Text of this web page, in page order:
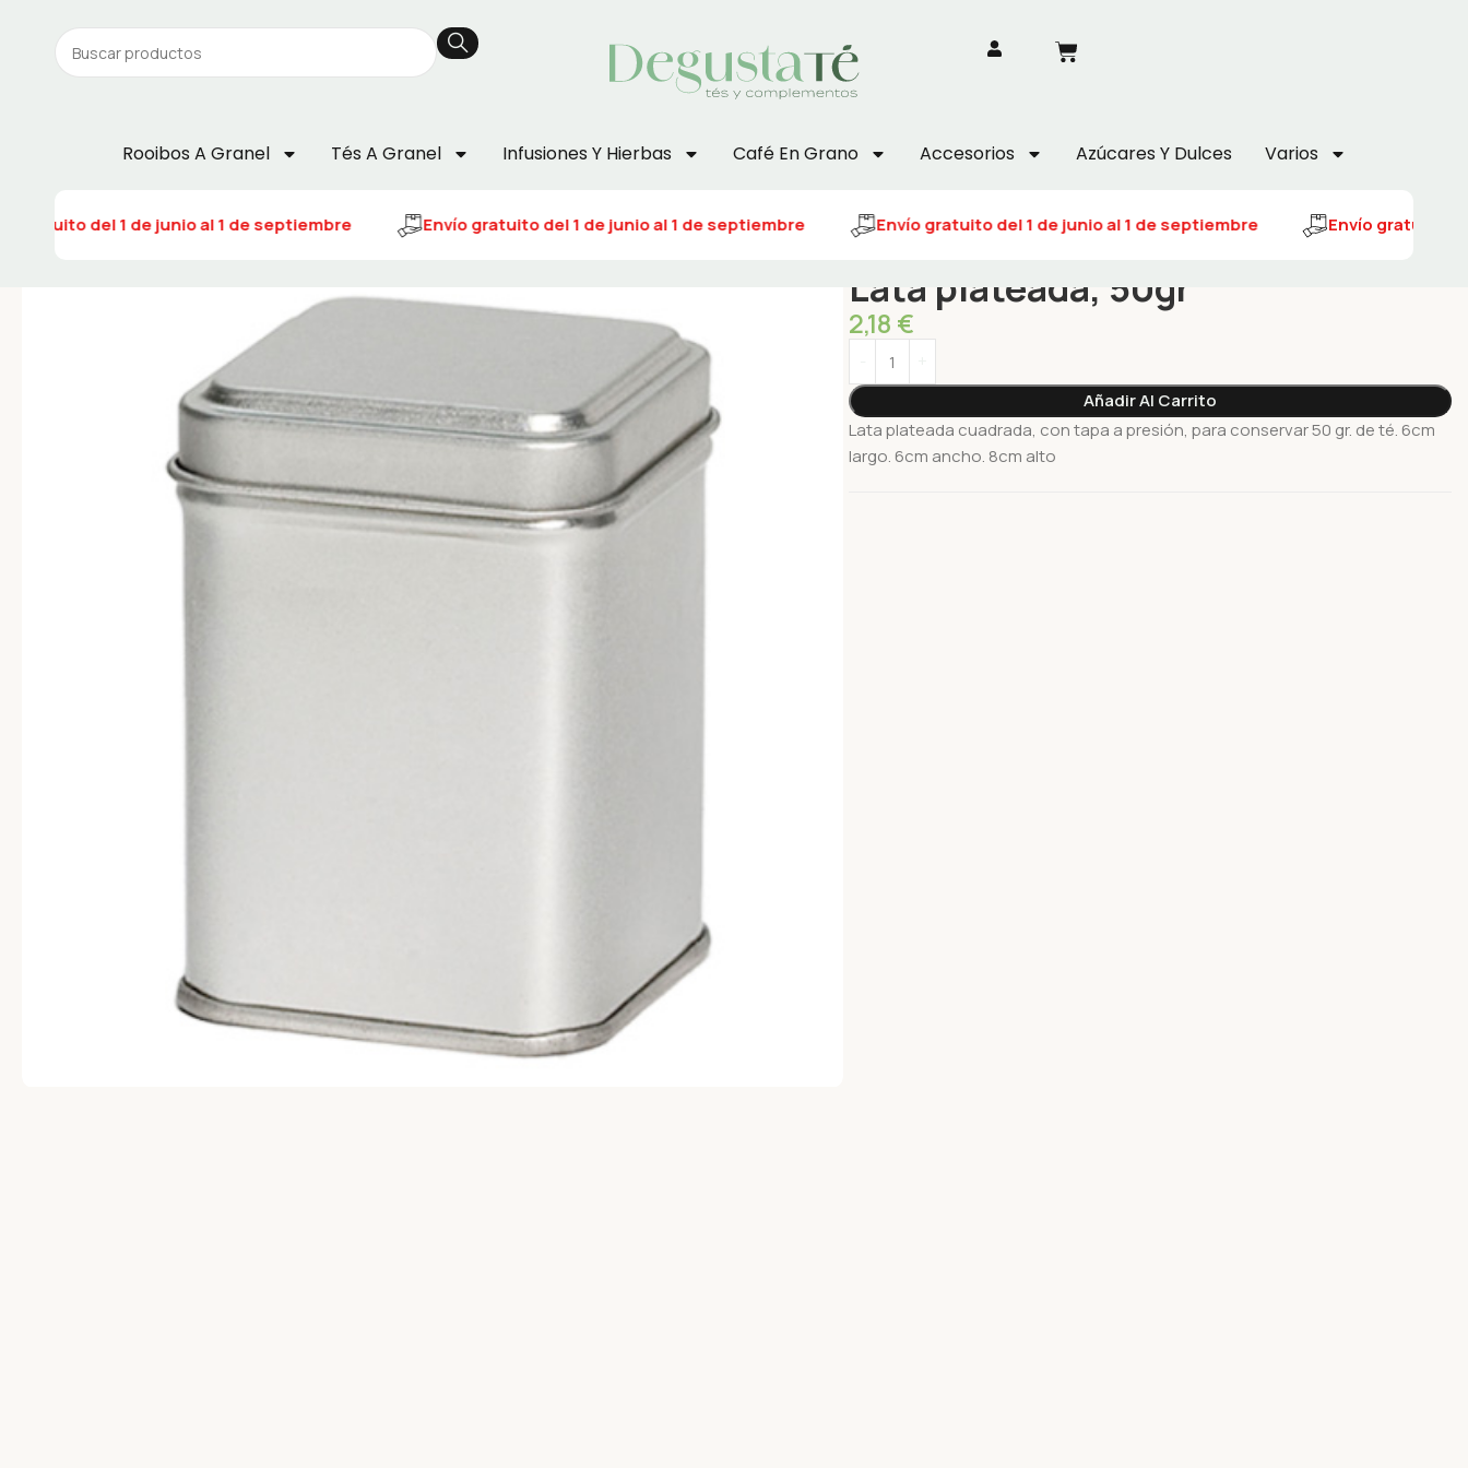
Rooibos A Granel Tés A Granel Infusiones Y Hierbas Café En Grano Accesorios Azúcares Y Dulces Varios
gratuito del 1 de junio al 1 de septiembre Envío gratuito del 1 de junio al 1 de septiembre Envío gratuito del 1 de junio al 1 de septiembre Envío gratuito del
Lata plateada, 50gr
2,18 €
Añadir Al Carrito
Lata plateada cuadrada, con tapa a presión, para conservar 50 gr. de té. 6cm
largo. 6cm ancho. 8cm alto